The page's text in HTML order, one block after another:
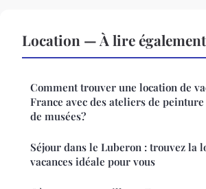
Location — À lire également
Comment trouver une location de
France avec des ateliers de
de musées?
Séjour dans le Luberon : trouvez la
vacances idéale pour vous